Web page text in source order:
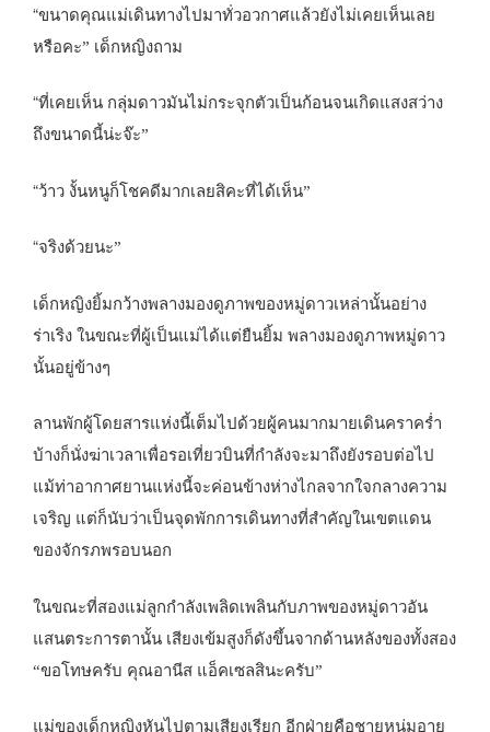
“ขนาดคุณแม่เดินทางไปมาทั่วอวกาศแล้วยังไม่เคยเห็นเลย
หรือคะ” เด็กหญิงถาม
“ที่เคยเห็น กลุ่มดาวมันไม่กระจุกตัวเป็นก้อนจนเกิดแสงสว่าง
ถึงขนาดนี้น่ะจ๊ะ”
“ว้าว งั้นหนูก็โชคดีมากเลยสิคะที่ได้เห็น”
“จริงด้วยนะ”
เด็กหญิงยิ้มกว้างพลางมองดูภาพของหมู่ดาวเหล่านั้นอย่าง
ร่าเริง ในขณะที่ผู้เป็นแม่ได้แต่ยืนยิ้ม พลางมองดูภาพหมู่ดาว
นั้นอยู่ข้างๆ
ลานพักผู้โดยสารแห่งนี้เต็มไปด้วยผู้คนมากมายเดินคราคร่ำ
บ้างก็นั่งฆ่าเวลาเพื่อรอเที่ยวบินที่กำลังจะมาถึงยังรอบต่อไป
แม้ท่าอากาศยานแห่งนี้จะค่อนข้างห่างไกลจากใจกลางความ
เจริญ แต่ก็นับว่าเป็นจุดพักการเดินทางที่สำคัญในเขตแดน
ของจักรภพรอบนอก
ในขณะที่สองแม่ลูกกำลังเพลิดเพลินกับภาพของหมู่ดาวอัน
แสนตระการตานั้น เสียงเข้มสูงก็ดังขึ้นจากด้านหลังของทั้งสอง
“ขอโทษครับ คุณอานีส แอ็คเซลสินะครับ”
แม่ของเด็กหญิงหันไปตามเสียงเรียก อีกฝ่ายคือชายหนุ่มอายุ